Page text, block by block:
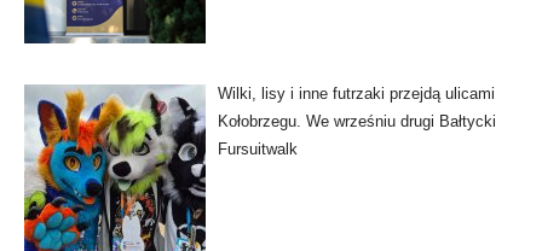
Wilki, lisy i inne futrzaki przejdą ulicami
Kołobrzegu. We wrześniu drugi Bałtycki
Fursuitwalk